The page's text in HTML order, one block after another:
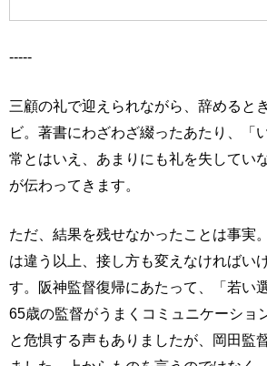
-----
三顧の礼で迎えられながら、辞めると
ビ。著書にわざわざ綴ったあたり、「
常とはいえ、あまりにも礼を失してい
が伝わってきます。
ただ、結果を残せなかったことは事実
は違う以上、接し方も変えなければい
す。阪神監督復帰にあたって、「若い
65歳の監督がうまくコミュニケーショ
と危惧する声もありましたが、岡田監